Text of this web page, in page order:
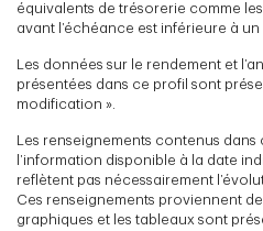
équivalents de trésorerie comme
avant l’échéance est inférieure à un
Les données sur le rendement et
présentées dans ce profil sont
modification ».
Les renseignements contenus
l’information disponible à la date
reflètent pas nécessairement
Ces renseignements proviennent
graphiques et les tableaux sont